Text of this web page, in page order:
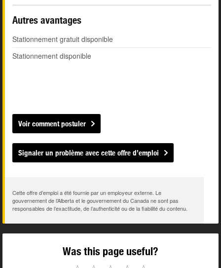
Autres avantages
Stationnement gratuit disponible
Stationnement disponible
Voir comment postuler
Signaler un problème avec cette offre d’emploi
Cette offre d’emploi a été fournie par un employeur externe. Le
gouvernement de l’Alberta et le gouvernement du Canada ne sont pas
responsables de l’exactitude, de l’authenticité ou de la fiabilité du contenu.
Was this page useful?